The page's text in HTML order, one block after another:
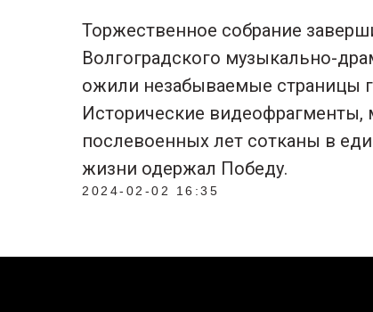
Торжественное собрание
Волгоградского музыкально-
ожили незабываемые страницы
Исторические видеофрагменты,
послевоенных лет сотканы в
жизни одержал Победу.
2024-02-02 16:35